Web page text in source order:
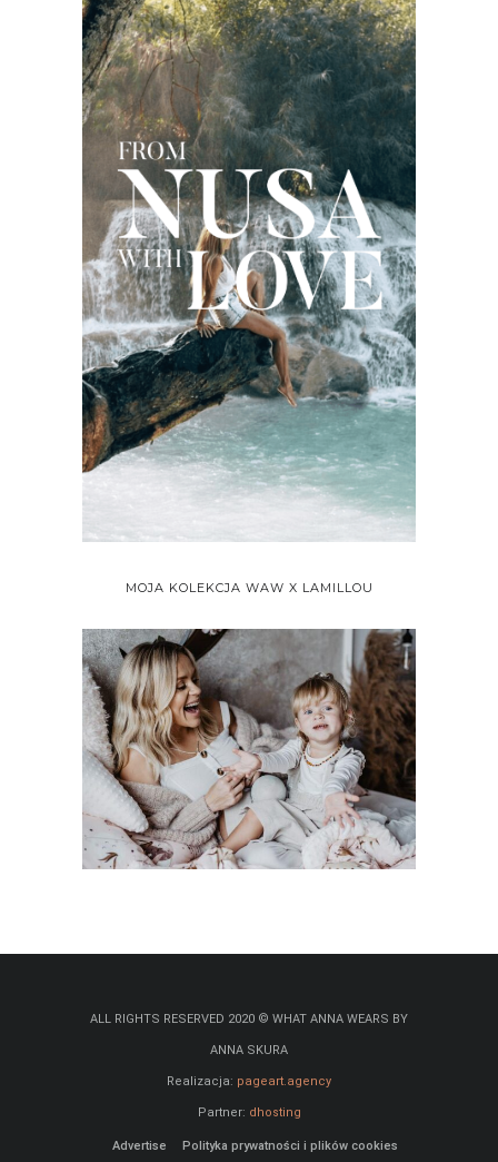
MOJA KOLEKCJA WAW X LAMILLOU
ALL RIGHTS RESERVED 2020 © WHAT ANNA WEARS BY
ANNA SKURA
Realizacja: pageart.agency
Partner: dhosting
Advertise Polityka prywatności i plików cookies